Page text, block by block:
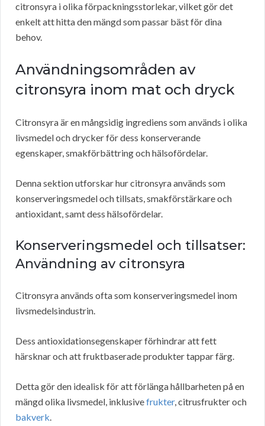
citronsyra i olika förpackningsstorlekar, vilket gör det
enkelt att hitta den mängd som passar bäst för dina
behov.
Användningsområden av
citronsyra inom mat och dryck
Citronsyra är en mångsidig ingrediens som används i olika
livsmedel och drycker för dess konserverande
egenskaper, smakförbättring och hälsofördelar.
Denna sektion utforskar hur citronsyra används som
konserveringsmedel och tillsats, smakförstärkare och
antioxidant, samt dess hälsofördelar.
Konserveringsmedel och tillsatser:
Användning av citronsyra
Citronsyra används ofta som konserveringsmedel inom
livsmedelsindustrin.
Dess antioxidationsegenskaper förhindrar att fett
härsknar och att fruktbaserade produkter tappar färg.
Detta gör den idealisk för att förlänga hållbarheten på en
mängd olika livsmedel, inklusivefrukter, citrusfrukter och
bakverk.